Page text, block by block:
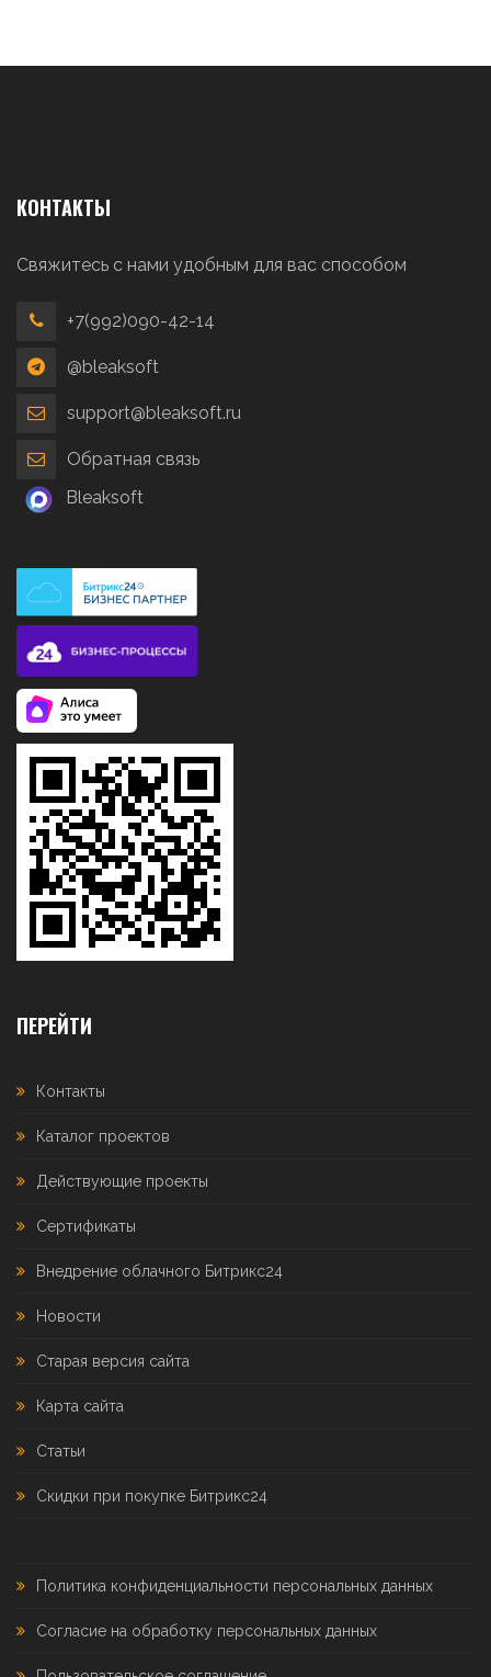
КОНТАКТЫ
Свяжитесь с нами удобным для вас способом
+7(992)090-42-14
@bleaksoft
support@bleaksoft.ru
Обратная связь
Bleaksoft
ПЕРЕЙТИ
Контакты
Каталог проектов
Действующие проекты
Сертификаты
Внедрение облачного Битрикс24
Новости
Старая версия сайта
Карта сайта
Статьи
Скидки при покупке Битрикс24
Политика конфиденциальности персональных данных
Согласие на обработку персональных данных